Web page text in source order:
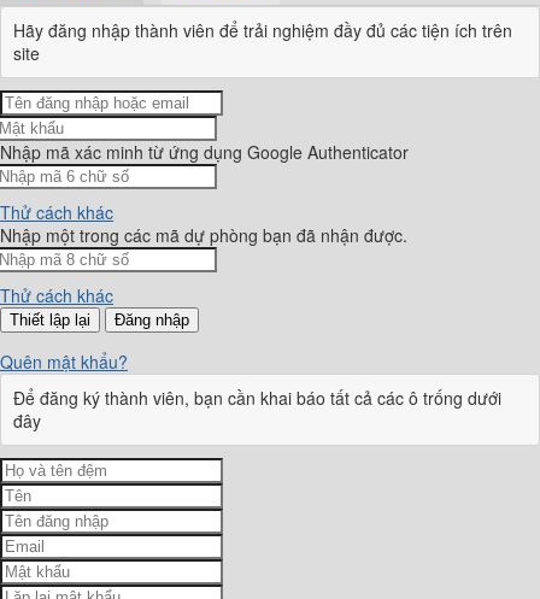
Hãy đăng nhập thành viên để trải nghiệm đầy đủ các tiện ích trên
site
Nhập mã xác minh từ ứng dụng Google Authenticator
Thử cách khác
Nhập một trong các mã dự phòng bạn đã nhận được.
Thử cách khác
Đăng nhập
Quên mật khẩu?
Để đăng ký thành viên, bạn cần khai báo tất cả các ô trống dưới
đây